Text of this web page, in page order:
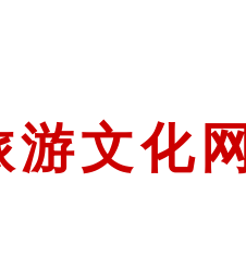
游文化网